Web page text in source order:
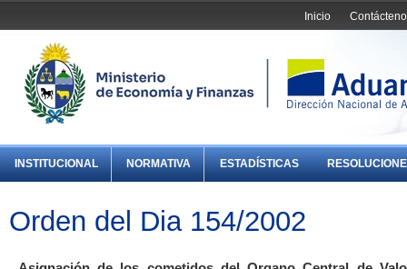
Inicio
INSTITUCIONAL NORMATIVA ESTADÍSTICAS
Orden del Dia 154/2002